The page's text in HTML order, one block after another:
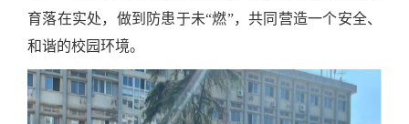
育落在实处，做到防患于未“燃”，共同营造一个安全、
和谐的校园环境。